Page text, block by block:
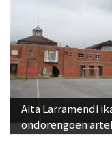
Aita Larramendi
ondorengoen